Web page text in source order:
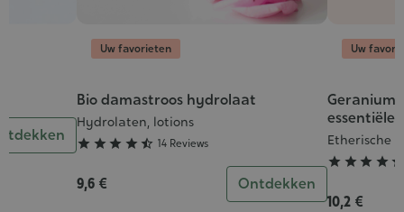
Uw favorieten
Bio damastroos hydrolaat
Hydrolaten, lotions
Grade
:
4/5
     14 Reviews
9,6 € Ontdekken
Uw
Geranium
essentiële
Etherische
Grade
:
5/5
   
10,2 €